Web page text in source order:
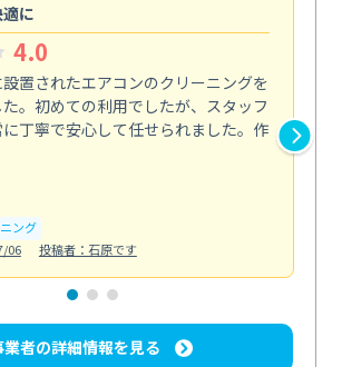
に
4.0
置されたエアコンのクリーニングを
。初めての利用でしたが、スタッフ
丁寧で安心して任せられました。作
ング
06
投稿者：石原です
業者の詳細情報を見る